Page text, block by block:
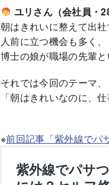
ユリさん（会社員・
朝はきれいに整えて出
人前に立つ機会も多く
博士の娘が職場の先輩
それでは今回のテーマ、
「朝はきれいなのに、
※前回記事「紫外線でパ